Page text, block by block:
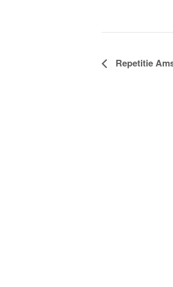
Evenement
Repetitie